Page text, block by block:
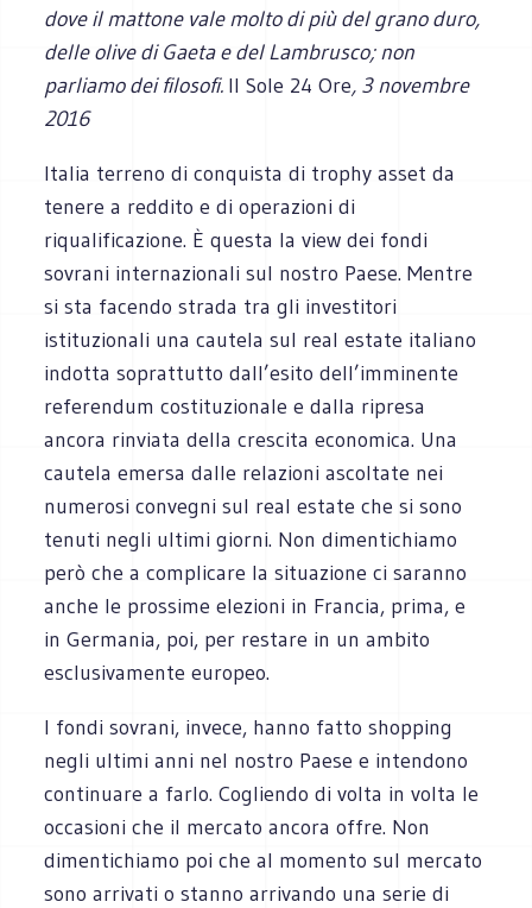
dove il mattone vale molto di più del grano duro,
delle olive di Gaeta e del Lambrusco; non
parliamo dei filosofi. Il Sole 24 Ore, 3 novembre
2016
Italia terreno di conquista di trophy asset da
tenere a reddito e di operazioni di
riqualificazione. È questa la view dei fondi
sovrani internazionali sul nostro Paese. Mentre
si sta facendo strada tra gli investitori
istituzionali una cautela sul real estate italiano
indotta soprattutto dall’esito dell’imminente
referendum costituzionale e dalla ripresa
ancora rinviata della crescita economica. Una
cautela emersa dalle relazioni ascoltate nei
numerosi convegni sul real estate che si sono
tenuti negli ultimi giorni. Non dimentichiamo
però che a complicare la situazione ci saranno
anche le prossime elezioni in Francia, prima, e
in Germania, poi, per restare in un ambito
esclusivamente europeo.
I fondi sovrani, invece, hanno fatto shopping
negli ultimi anni nel nostro Paese e intendono
continuare a farlo. Cogliendo di volta in volta le
occasioni che il mercato ancora offre. Non
dimentichiamo poi che al momento sul mercato
sono arrivati o stanno arrivando una serie di